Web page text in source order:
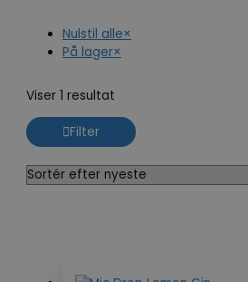
Nulstil alle×
På lager×
Viser 1 resultat
Filter